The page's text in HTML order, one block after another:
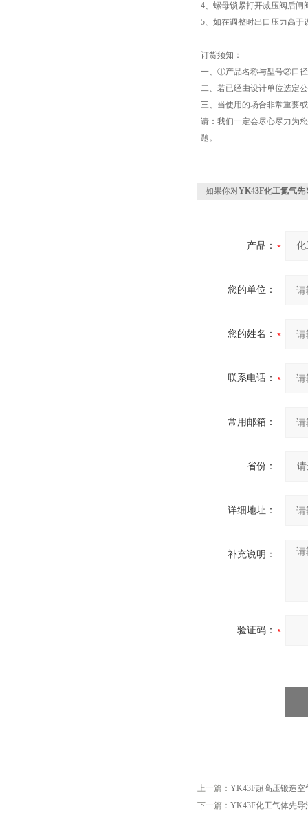
4、螺母锁紧打开减压阀后闸
5、如在调整时出口压力高
订货须知：
一、①产品名称与型号②口
二、若已经由设计单位选定
三、当使用的场合非常重要
请：我们一定会尽心尽力为
题。
如果你对YK43F化工氮气先
产品：
您的单位：
您的姓名：
联系电话：
常用邮箱：
省份：
详细地址：
补充说明：
验证码：
上一篇： YK43F超高压锻造空
下一篇： YK43F化工气体先导